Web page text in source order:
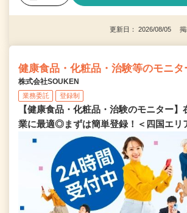
更新日： 2026/08/05 掲
健康食品・化粧品・治験等のモニタ
株式会社SOUKEN
業務委託 登録制
【健康食品・化粧品・治験のモニター】
業に最適◎まずは簡単登録！＜四国エリ